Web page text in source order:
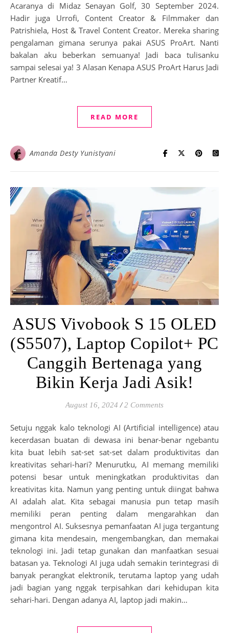
Acaranya di Midaz Senayan Golf, 30 September 2024.
Hadir juga Urrofi, Content Creator & Filmmaker dan
Patrishiela, Host & Travel Content Creator. Mereka sharing
pengalaman gimana serunya pakai ASUS ProArt. Nanti
bakalan aku beberkan semuanya! Jadi baca tulisanku
sampai selesai ya! 3 Alasan Kenapa ASUS ProArt Harus Jadi
Partner Kreatif…
READ MORE
Amanda Desty Yunistyani
ASUS Vivobook S 15 OLED
(S5507), Laptop Copilot+ PC
Canggih Bertenaga yang
Bikin Kerja Jadi Asik!
August 16, 2024 / 2 Comments
Setuju nggak kalo teknologi AI (Artificial intelligence) atau
kecerdasan buatan di dewasa ini benar-benar ngebantu
kita buat lebih sat-set sat-set dalam produktivitas dan
kreativitas sehari-hari? Menurutku, AI memang memiliki
potensi besar untuk meningkatkan produktivitas dan
kreativitas kita. Namun yang penting untuk diingat bahwa
AI adalah alat. Kita sebagai manusia pun tetap masih
memiliki peran penting dalam mengarahkan dan
mengontrol AI. Suksesnya pemanfaatan AI juga tergantung
gimana kita mendesain, mengembangkan, dan memakai
teknologi ini. Jadi tetap gunakan dan manfaatkan sesuai
batasan ya. Teknologi AI juga udah semakin terintegrasi di
banyak perangkat elektronik, terutama laptop yang udah
jadi bagian yang nggak terpisahkan dari kehidupan kita
sehari-hari. Dengan adanya AI, laptop jadi makin…